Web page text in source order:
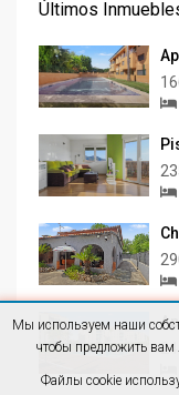
Мы используем наши
чтобы предложить
Файлы cookie
Últimos